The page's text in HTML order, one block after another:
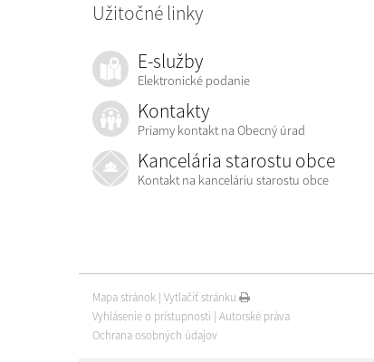
Užitočné linky
E-služby
Elektronické podanie
Kontakty
Priamy kontakt na Obecný úrad
Kancelária starostu obce
Kontakt na kanceláriu starostu obce
Mapa stránok | Vytlačiť stránku
Vyhlásenie o prístupnosti | Autorské práva
Ochrana osobných údajov